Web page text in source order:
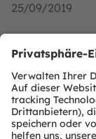
25/09/2019
24/09/2019
24/09/2019